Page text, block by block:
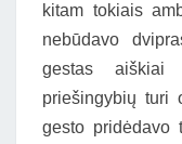
kitam tokiais
nebūdavo
gestas aiškiai
priešingybių turi
gesto pridėdavo